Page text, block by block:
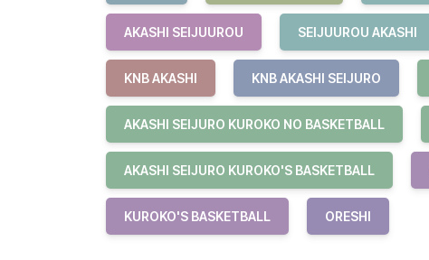
AKASHI SEIJUUROU SEIJUUROU AKASHI
KNB AKASHI KNB AKASHI SEIJURO
AKASHI SEIJURO KUROKO NO BASKETBALL
AKASHI SEIJURO KUROKO'S BASKETBALL
KUROKO'S BASKETBALL ORESHI